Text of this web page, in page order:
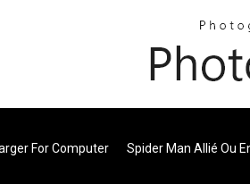
For Computer Spider Man Allié Ou